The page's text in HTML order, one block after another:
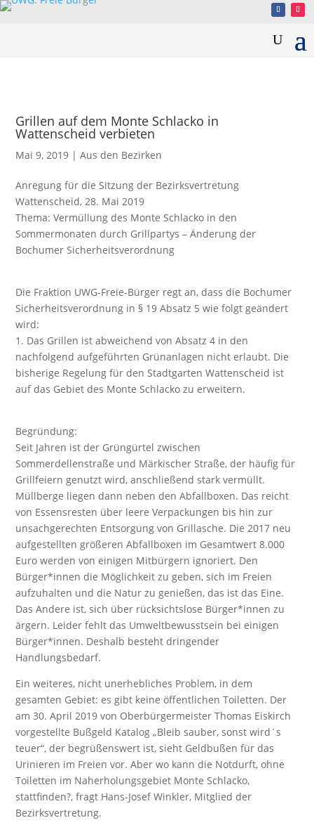
Grillen auf dem Monte Schlacko in
Wattenscheid verbieten
Mai 9, 2019 |Aus den Bezirken
Anregung für die Sitzung der Bezirksvertretung
Wattenscheid, 28. Mai 2019
Thema: Vermüllung des Monte Schlacko in den
Sommermonaten durch Grillpartys – Änderung der
Bochumer Sicherheitsverordnung
Die Fraktion UWG-Freie-Bürger regt an, dass die Bochumer
Sicherheitsverordnung in § 19 Absatz 5 wie folgt geändert
wird:
1. Das Grillen ist abweichend von Absatz 4 in den
nachfolgend aufgeführten Grünanlagen nicht erlaubt. Die
bisherige Regelung für den Stadtgarten Wattenscheid ist
auf das Gebiet des Monte Schlacko zu erweitern.
Begründung:
Seit Jahren ist der Grüngürtel zwischen
Sommerdellenstraße und Märkischer Straße, der häufig für
Grillfeiern genutzt wird, anschließend stark vermüllt.
Müllberge liegen dann neben den Abfallboxen. Das reicht
von Essensresten über leere Verpackungen bis hin zur
unsachgerechten Entsorgung von Grillasche. Die 2017 neu
aufgestellten größeren Abfallboxen im Gesamtwert 8.000
Euro werden von einigen Mitbürgern ignoriert. Den
Bürger*innen die Möglichkeit zu geben, sich im Freien
aufzuhalten und die Natur zu genießen, das ist das Eine.
Das Andere ist, sich über rücksichtslose Bürger*innen zu
ärgern. Leider fehlt das Umweltbewusstsein bei einigen
Bürger*innen. Deshalb besteht dringender
Handlungsbedarf.
Ein weiteres, nicht unerhebliches Problem, in dem
gesamten Gebiet: es gibt keine öffentlichen Toiletten. Der
am 30. April 2019 von Oberbürgermeister Thomas Eiskirch
vorgestellte Bußgeld Katalog „Bleib sauber, sonst wird´s
teuer“, der begrüßenswert ist, sieht Geldbußen für das
Urinieren im Freien vor. Aber wo kann die Notdurft, ohne
Toiletten im Naherholungsgebiet Monte Schlacko,
stattfinden?, fragt Hans-Josef Winkler, Mitglied der
Bezirksvertretung.